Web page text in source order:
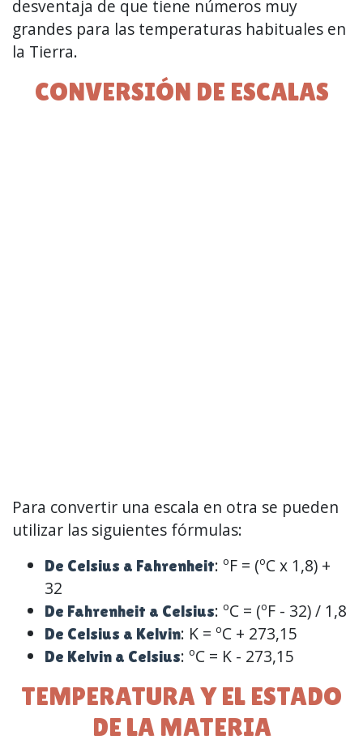
desventaja de que tiene números muy
grandes para las temperaturas habituales en
la Tierra.
CONVERSIÓN DE ESCALAS
Para convertir una escala en otra se pueden
utilizar las siguientes fórmulas:
De Celsius a Fahrenheit: ºF = (ºC x 1,8) +
32
De Fahrenheit a Celsius: ºC = (ºF - 32) / 1,8
De Celsius a Kelvin: K = ºC + 273,15
De Kelvin a Celsius: ºC = K - 273,15
TEMPERATURA Y EL ESTADO
DE LA MATERIA